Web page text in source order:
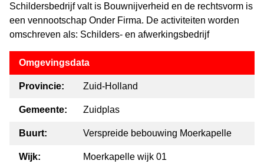
Schildersbedrijf valt is Bouwnijverheid en de rechtsvorm is
een vennootschap Onder Firma. De activiteiten worden
omschreven als: Schilders- en afwerkingsbedrijf
Omgevingsdata
Provincie: Zuid-Holland
Gemeente: Zuidplas
Buurt: Verspreide bebouwing Moerkapelle
Wijk: Moerkapelle wijk 01